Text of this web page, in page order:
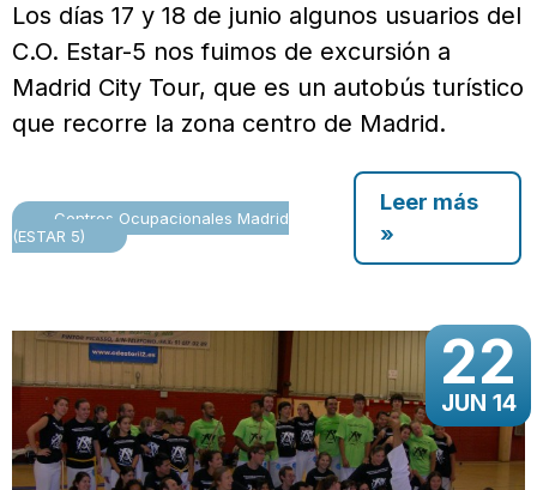
Los días 17 y 18 de junio algunos usuarios del
C.O. Estar-5 nos fuimos de excursión a
Madrid City Tour, que es un autobús turístico
que recorre la zona centro de Madrid.
Centros Ocupacionales Madrid
(ESTAR 5)
Leer más
»
22
JUN 14